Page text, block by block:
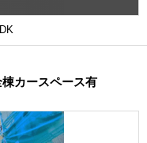
カースペース有